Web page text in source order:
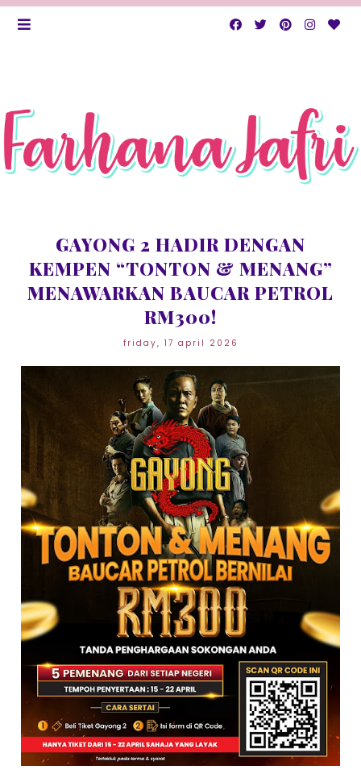
GAYONG 2 HADIR DENGAN
KEMPEN “TONTON & MENANG”
MENAWARKAN BAUCAR PETROL
RM300!
friday, 17 april 2026